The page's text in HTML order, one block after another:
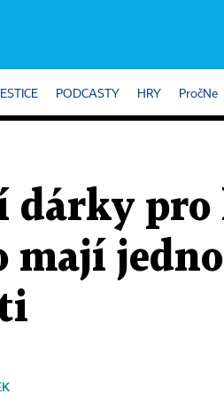
PODCASTY HRY PročNe
dárky pro
mají